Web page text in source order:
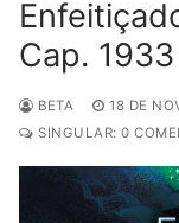
Cap. 1933
BETA 18 DE
SINGULAR: 0